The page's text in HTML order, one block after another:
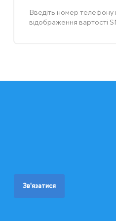
Введіть номер телефону
відображення вартості
Зв'язатися